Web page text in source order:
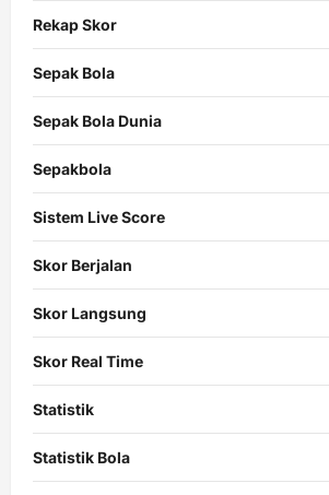
Rekap Skor
Sepak Bola
Sepak Bola Dunia
Sepakbola
Sistem Live Score
Skor Berjalan
Skor Langsung
Skor Real Time
Statistik
Statistik Bola